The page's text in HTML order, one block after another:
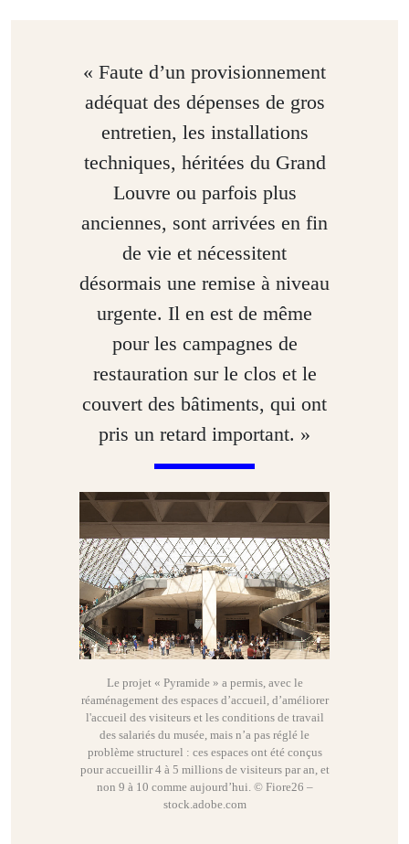
« Faute d’un provisionnement
adéquat des dépenses de gros
entretien, les installations
techniques, héritées du Grand
Louvre ou parfois plus
anciennes, sont arrivées en fin
de vie et nécessitent
désormais une remise à niveau
urgente. Il en est de même
pour les campagnes de
restauration sur le clos et le
couvert des bâtiments, qui ont
pris un retard important. »
Le projet « Pyramide » a permis, avec le
réaménagement des espaces d’accueil, d’améliorer
l'accueil des visiteurs et les conditions de travail
des salariés du musée, mais n’a pas réglé le
problème structurel : ces espaces ont été conçus
pour accueillir 4 à 5 millions de visiteurs par an, et
non 9 à 10 comme aujourd’hui. © Fiore26 –
stock.adobe.com